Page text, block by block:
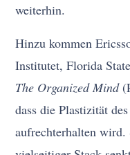
weiterhin.
Hinzu kommen
Institutet, Florida
The Organized Mind
dass die Plastizität
aufrechterhalten wird.